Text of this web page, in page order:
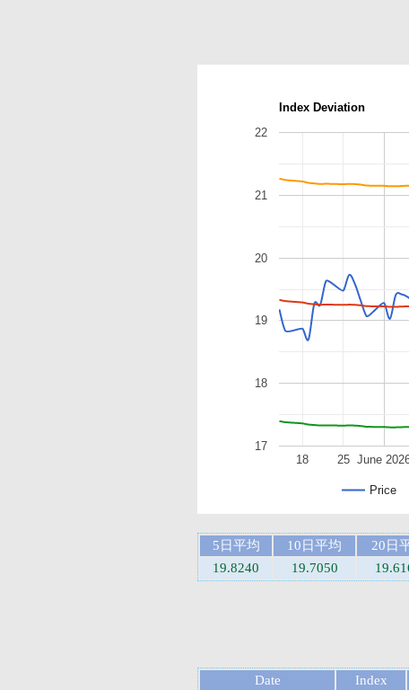
Index Deviation
Price
June
18 25
17
18
19
20
21
22
5日平均 10日平均 20日
19.8240
19.7050
Date Index